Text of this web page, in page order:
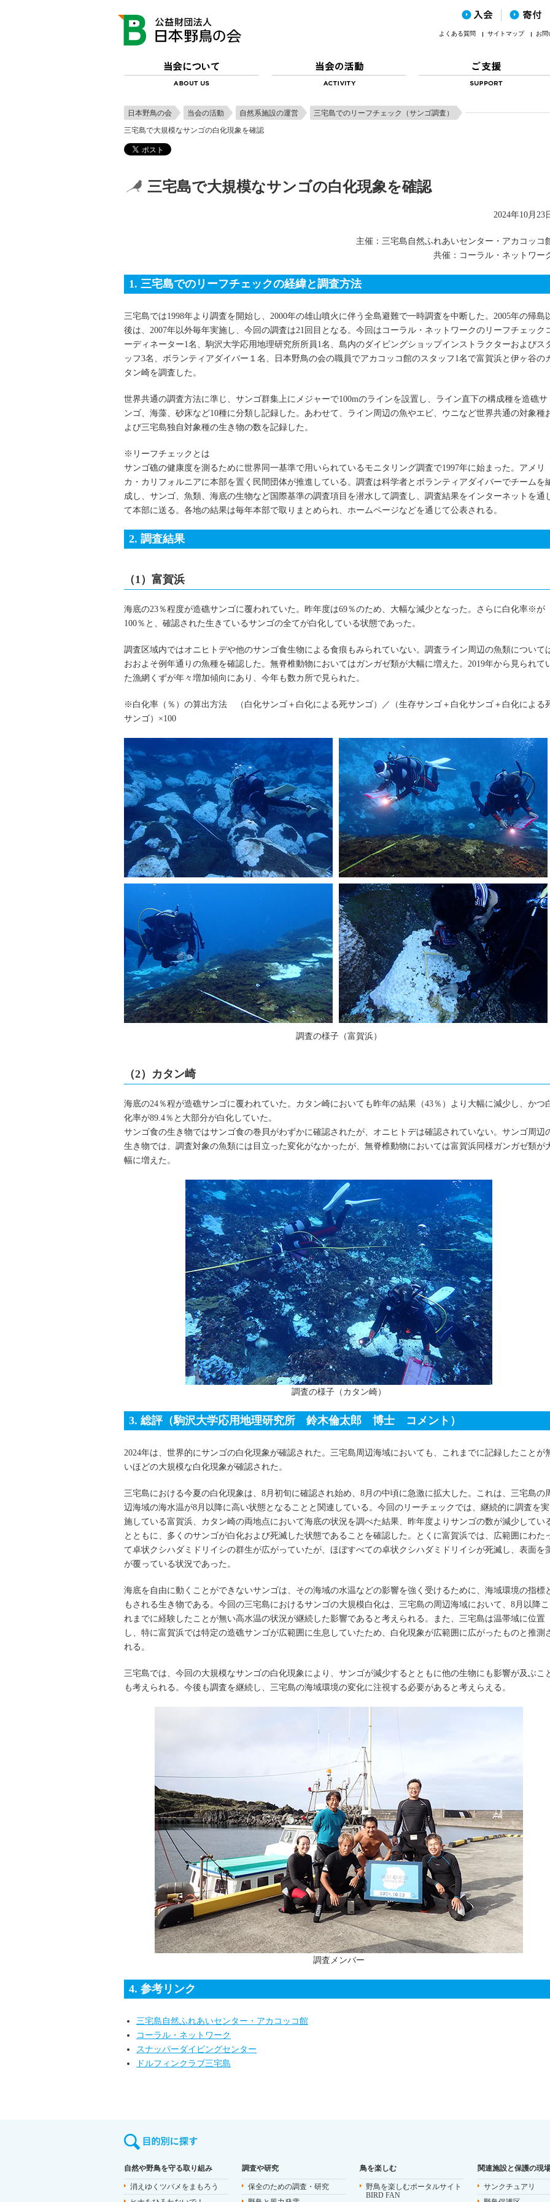
よくある質問 サイトマップ お問
日本野鳥の会 当会の活動 自然系施設の運営
三宅島でのリーフチェック（サンゴ調査）
三宅島で大規模なサンゴの白化現象を確認
三宅島で大規模なサンゴの白化現象を確認
2024年10月23
主催：三宅島自然ふれあいセンター・アカコッコ
共催：コーラル・ネットワー
1. 三宅島でのリーフチェックの経緯と調査方法
三宅島では1998年より調査を開始し、2000年の雄山噴火に伴う全島避難で一時調査を中断した。2005年の帰島
後は、2007年以外毎年実施し、今回の調査は21回目となる。今回はコーラル・ネットワークのリーフチェック
ーディネーター1名、駒沢大学応用地理研究所所員1名、島内のダイビングショップインストラクターおよびス
ッフ3名、ボランティアダイバー１名、日本野鳥の会の職員でアカコッコ館のスタッフ1名で富賀浜と伊ヶ谷の
タン崎を調査した。
世界共通の調査方法に準じ、サンゴ群集上にメジャーで100mのラインを設置し、ライン直下の構成種を造礁サ
ンゴ、海藻、砂床など10種に分類し記録した。あわせて、ライン周辺の魚やエビ、ウニなど世界共通の対象種
よび三宅島独自対象種の生き物の数を記録した。
※リーフチェックとは
サンゴ礁の健康度を測るために世界同一基準で用いられているモニタリング調査で1997年に始まった。アメリ
カ・カリフォルニアに本部を置く民間団体が推進している。調査は科学者とボランティアダイバーでチームを
成し、サンゴ、魚類、海底の生物など国際基準の調査項目を潜水して調査し、調査結果をインターネットを通
て本部に送る。各地の結果は毎年本部で取りまとめられ、ホームページなどを通じて公表される。
2. 調査結果
（1）富賀浜
海底の23％程度が造礁サンゴに覆われていた。昨年度は69％のため、大幅な減少となった。さらに白化率※が
100％と、確認された生きているサンゴの全てが白化している状態であった。
調査区域内ではオニヒトデや他のサンゴ食生物による食痕もみられていない。調査ライン周辺の魚類について
おおよそ例年通りの魚種を確認した。無脊椎動物においてはガンガゼ類が大幅に増えた。2019年から見られて
た漁網くずが年々増加傾向にあり、今年も数カ所で見られた。
※白化率（％）の算出方法 （白化サンゴ＋白化による死サンゴ）／（生存サンゴ＋白化サンゴ＋白化による
サンゴ）×100
調査の様子（富賀浜）
（2）カタン崎
海底の24％程が造礁サンゴに覆われていた。カタン崎においても昨年の結果（43％）より大幅に減少し、かつ
化率が89.4％と大部分が白化していた。
サンゴ食の生き物ではサンゴ食の巻貝がわずかに確認されたが、オニヒトデは確認されていない。サンゴ周辺
生き物では、調査対象の魚類には目立った変化がなかったが、無脊椎動物においては富賀浜同様ガンガゼ類が
幅に増えた。
調査の様子（カタン崎）
3. 総評（駒沢大学応用地理研究所 鈴木倫太郎 博士 コメント）
2024年は、世界的にサンゴの白化現象が確認された。三宅島周辺海域においても、これまでに記録したことが
いほどの大規模な白化現象が確認された。
三宅島における今夏の白化現象は、8月初旬に確認され始め、8月の中頃に急激に拡大した。これは、三宅島の
辺海域の海水温が8月以降に高い状態となることと関連している。今回のリーチェックでは、継続的に調査を実
施している富賀浜、カタン崎の両地点において海底の状況を調べた結果、昨年度よりサンゴの数が減少してい
とともに、多くのサンゴが白化および死滅した状態であることを確認した。とくに富賀浜では、広範囲にわた
て卓状クシハダミドリイシの群生が広がっていたが、ほぼすべての卓状クシハダミドリイシが死滅し、表面を
が覆っている状況であった。
海底を自由に動くことができないサンゴは、その海域の水温などの影響を強く受けるために、海域環境の指標
もされる生き物である。今回の三宅島におけるサンゴの大規模白化は、三宅島の周辺海域において、8月以降こ
れまでに経験したことが無い高水温の状況が継続した影響であると考えられる。また、三宅島は温帯域に位置
し、特に富賀浜では特定の造礁サンゴが広範囲に生息していたため、白化現象が広範囲に広がったものと推測
れる。
三宅島では、今回の大規模なサンゴの白化現象により、サンゴが減少するとともに他の生物にも影響が及ぶこ
も考えられる。今後も調査を継続し、三宅島の海域環境の変化に注視する必要があると考えらえる。
調査メンバー
4. 参考リンク
三宅島自然ふれあいセンター・アカコッコ館
コーラル・ネットワーク
スナッパーダイビングセンター
ドルフィンクラブ三宅島
自然や野鳥を守る取り組み
消えゆくツバメをまもろう
調査や研究
保全のための調査・研究
鳥を楽しむ
野鳥を楽しむポータルサイト
BIRD FAN
関連施設と保護の現
サンクチュアリ